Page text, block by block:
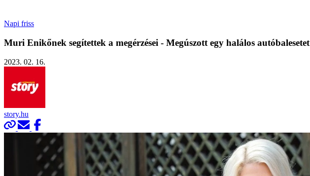
Napi friss
Muri Enikőnek segítettek a megérzései - Megúszott egy halálos autóbalesetet
2023. 02. 16.
story.hu